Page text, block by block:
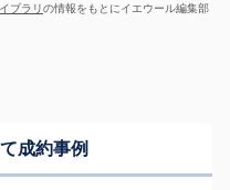
ブラリの情報をもとにイエウール編集部
成約事例